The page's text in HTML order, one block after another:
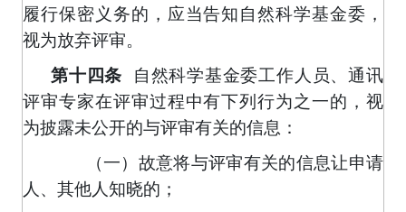
履行保密义务的，应当告知自然科学基金委，
视为放弃评审。
第十四条 自然科学基金委工作人员、通讯
评审专家在评审过程中有下列行为之一的，视
为披露未公开的与评审有关的信息：
（一）故意将与评审有关的信息让申请
人、其他人知晓的；